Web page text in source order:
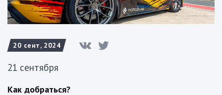
20 сент, 2024
21 сентября
Как добраться?